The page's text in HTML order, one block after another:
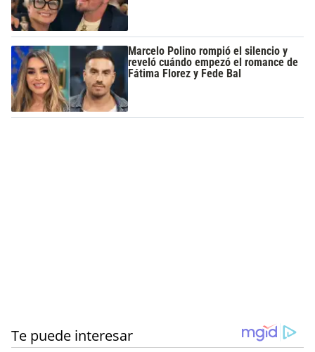
Marcelo Polino rompió el silencio y
reveló cuándo empezó el romance de
Fátima Florez y Fede Bal